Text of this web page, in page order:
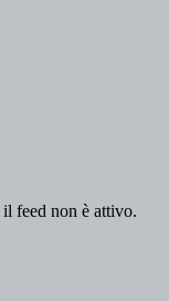
feed non è attivo.